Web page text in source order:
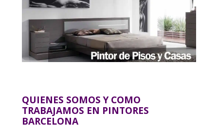
QUIENES SOMOS Y COMO
TRABAJAMOS EN PINTORES
BARCELONA